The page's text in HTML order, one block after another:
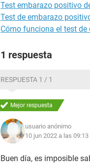
Test embarazo positivo
Test de embarazo
Cómo funciona el test de
1 respuesta
RESPUESTA 1 / 1
Mejor respuesta
usuario anónimo
10 jun 2022 a las 09:13
Buen día, es imposible